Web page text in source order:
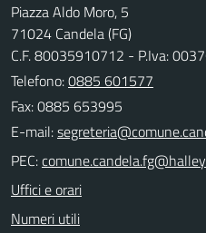
Piazza Aldo Moro, 5
71024 Candela (FG)
C.F. 80035910712 - P.Iva:
Telefono:0885 601577
Fax: 0885 653995
E-mail:
PEC:
Uffici e orari
Numeri utili